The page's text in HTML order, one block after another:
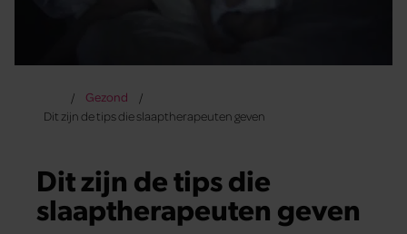
Gezond
Dit zijn de tips die slaaptherapeuten geven
Dit zijn de tips die
slaaptherapeuten geven